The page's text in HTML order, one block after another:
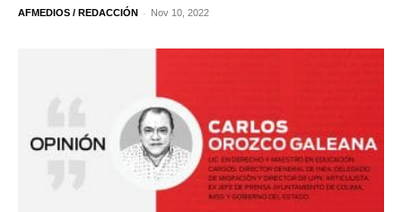
AFMEDIOS / REDACCIÓN - Nov 10, 2022